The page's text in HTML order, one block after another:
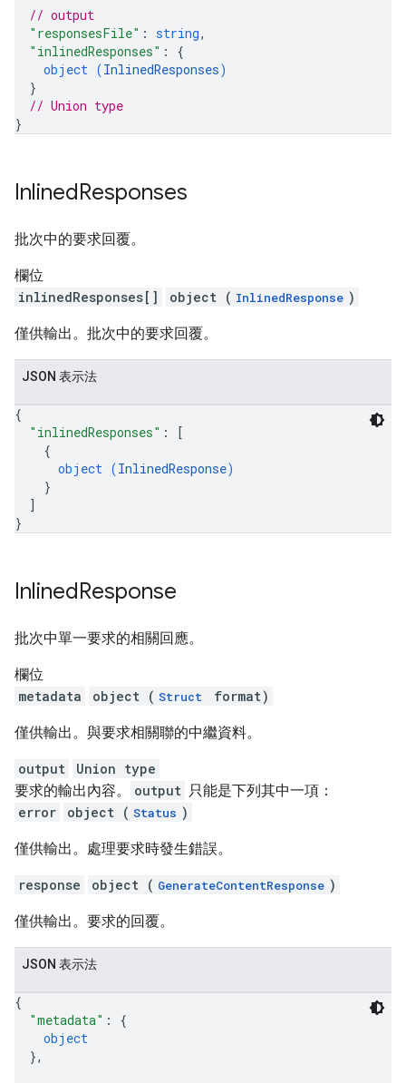
// output
"responsesFile" : string,
"inlinedResponses" : {
object (InlinedResponses)
}
// Union type
}
InlinedResponses
批次中的要求回覆。
欄位
inlinedResponses[]
object ( InlinedResponse )
僅供輸出。批次中的要求回覆。
JSON 表示法
{
"inlinedResponses" :
[
{
object (InlinedResponse)
}
]
}
InlinedResponse
批次中單一要求的相關回應。
欄位
metadata
object ( Struct format)
僅供輸出。與要求相關聯的中繼資料。
output
Union type
要求的輸出內容。
output 只能是下列其中一項：
error
object ( Status )
僅供輸出。處理要求時發生錯誤。
response object ( GenerateContentResponse )
僅供輸出。要求的回覆。
JSON 表示法
{
"metadata" : {
object
},